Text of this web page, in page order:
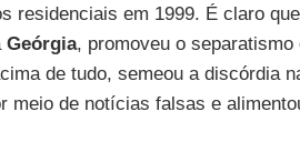
residenciais em 1999. É claro
Geórgia, promoveu o separatismo
de tudo, semeou a discórdia
meio de notícias falsas e